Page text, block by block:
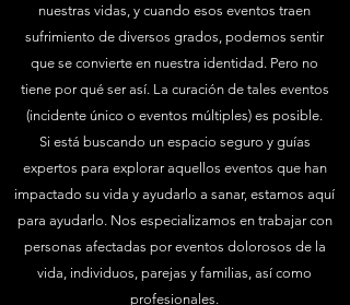
nuestras vidas, y cuando esos eventos traen
sufrimiento de diversos grados, podemos sentir
que se convierte en nuestra identidad. Pero no
tiene por qué ser así. La curación de tales eventos
(incidente único o eventos múltiples) es posible.
Si está buscando un espacio seguro y guías
expertos para explorar aquellos eventos que han
impactado su vida y ayudarlo a sanar, estamos aquí
para ayudarlo. Nos especializamos en trabajar con
personas afectadas por eventos dolorosos de la
vida, individuos, parejas y familias, así como
profesionales.